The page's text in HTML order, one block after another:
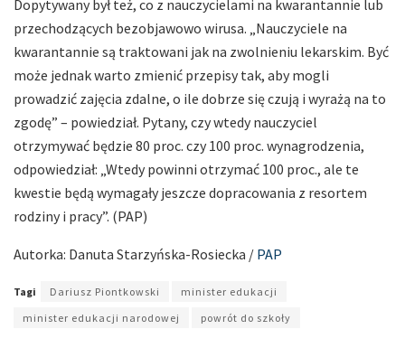
Dopytywany był też, co z nauczycielami na kwarantannie lub
przechodzących bezobjawowo wirusa. „Nauczyciele na
kwarantannie są traktowani jak na zwolnieniu lekarskim. Być
może jednak warto zmienić przepisy tak, aby mogli
prowadzić zajęcia zdalne, o ile dobrze się czują i wyrażą na to
zgodę” – powiedział. Pytany, czy wtedy nauczyciel
otrzymywać będzie 80 proc. czy 100 proc. wynagrodzenia,
odpowiedział: „Wtedy powinni otrzymać 100 proc., ale te
kwestie będą wymagały jeszcze dopracowania z resortem
rodziny i pracy”. (PAP)
Autorka: Danuta Starzyńska-Rosiecka / PAP
Tagi Dariusz Piontkowski
minister edukacji
minister edukacji narodowej
powrót do szkoły